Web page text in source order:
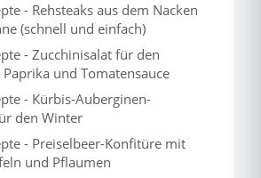
- Rehsteaks aus dem Nacken
(schnell und einfach)
- Zucchinisalat für den
und Tomatensauce
- Kürbis-Auberginen-
den Winter
- Preiselbeer-Konfitüre mit
und Pflaumen